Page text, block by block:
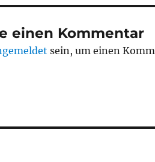
einen Kommentar
sein, um einen